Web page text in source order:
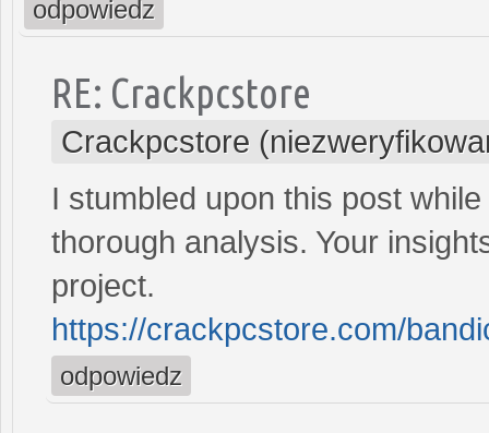
odpowiedz
RE: Crackpcstore
Crackpcstore
I stumbled upon this post
thorough analysis. Your
project.
https://crackpcstore.com/
odpowiedz